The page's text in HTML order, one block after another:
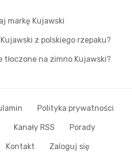
markę Kujawski
z polskiego rzepaku?
na zimno Kujawski?
Polityka prywatności
Kanały RSS Porady
Kontakt Zaloguj się